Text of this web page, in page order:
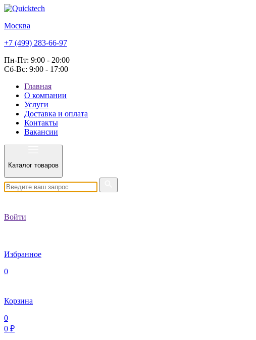
Москва
+7 (499) 283-66-97
Пн-Пт: 9:00 - 20:00
Сб-Вс: 9:00 - 17:00
Главная
О компании
Услуги
Доставка и оплата
Контакты
Вакансии
Каталог товаров
Войти
Избранное
0
Корзина
0
0 ₽